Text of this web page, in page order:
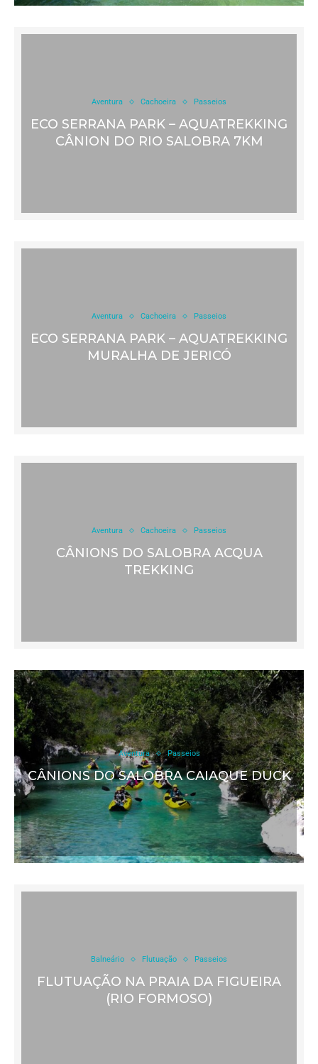
Aventura Cachoeira Passeios
ECO SERRANA PARK – AQUATREKKING
CÂNION DO RIO SALOBRA 7KM
Aventura Cachoeira Passeios
ECO SERRANA PARK – AQUATREKKING
MURALHA DE JERICÓ
Aventura Cachoeira Passeios
CÂNIONS DO SALOBRA ACQUA
TREKKING
Aventura Passeios
CÂNIONS DO SALOBRA CAIAQUE DUCK
Balneário Flutuação Passeios
FLUTUAÇÃO NA PRAIA DA FIGUEIRA
(RIO FORMOSO)